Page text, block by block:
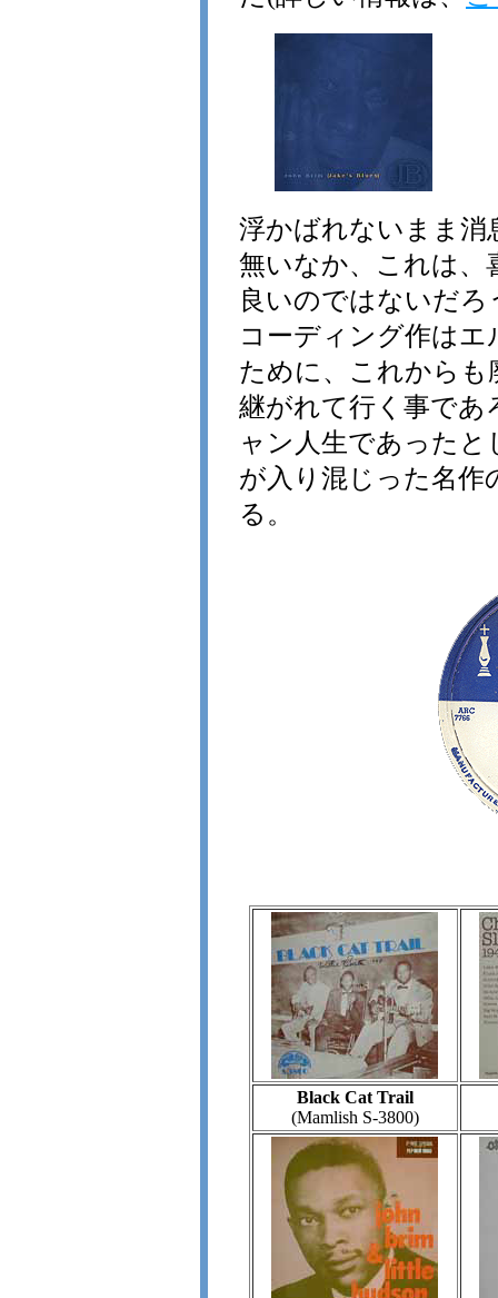
浮かばれないまま消
無いなか、これは、
良いのではないだ
コーディング作は
ために、これから
継がれて行く事であ
ャン人生であった
が入り混じった名作
る。
Black Cat Trail
(Mamlish S-3800)